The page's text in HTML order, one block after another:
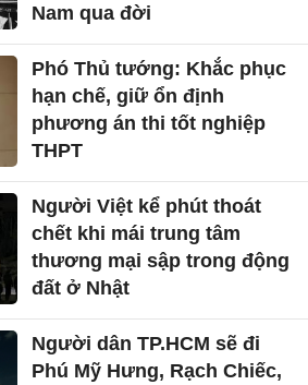
Nam qua đời
Phó Thủ tướng: Khắc phục
hạn chế, giữ ổn định
phương án thi tốt nghiệp
THPT
Người Việt kể phút thoát
chết khi mái trung tâm
thương mại sập trong động
đất ở Nhật
Người dân TP.HCM sẽ đi
Phú Mỹ Hưng, Rạch Chiếc,